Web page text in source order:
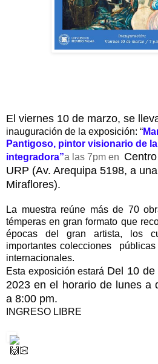
El viernes 10 de marzo, se
inauguración de la exposición: “
Pantigoso, pintor visionario de
integradora”a las 7pm en
URP (Av. Arequipa 5198, a
Miraflores).
La muestra reúne más de 70
témperas en gran formato que
épocas del gran artista, los
importantes colecciones
internacionales.
Esta exposición estará Del 10
2023 en el horario de lunes a
a 8:00 pm.
INGRESO LIBRE